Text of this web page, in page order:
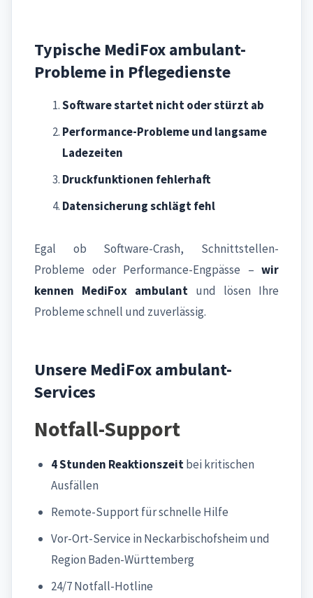
Typische MediFox ambulant-
Probleme in Pflegedienste
Software startet nicht oder stürzt ab
Performance-Probleme und langsame
Ladezeiten
Druckfunktionen fehlerhaft
Datensicherung schlägt fehl
Egal ob Software-Crash, Schnittstellen-
Probleme oder Performance-Engpässe – wir
kennen MediFox ambulant und lösen Ihre
Probleme schnell und zuverlässig.
Unsere MediFox ambulant-
Services
Notfall-Support
4 Stunden Reaktionszeitbei kritischen
Ausfällen
Remote-Support für schnelle Hilfe
Vor-Ort-Service in Neckarbischofsheim und
Region Baden-Württemberg
24/7 Notfall-Hotline